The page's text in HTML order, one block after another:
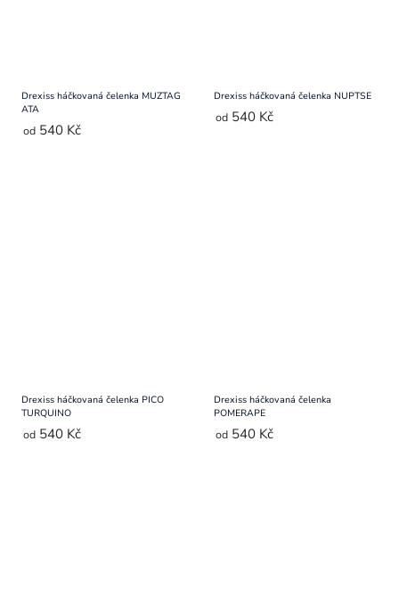
Drexiss háčkovaná čelenka MUZTAG
ATA
od 540 Kč
Drexiss háčkovaná čelenka NUPTSE
od 540 Kč
Drexiss háčkovaná čelenka PICO
TURQUINO
od 540 Kč
Drexiss háčkovaná čelenka
POMERAPE
od 540 Kč